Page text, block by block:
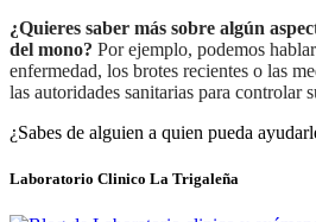
¿Quieres saber más sobre algún
del mono? Por ejemplo, podemos
enfermedad, los brotes recientes o las
las autoridades sanitarias para controlar
¿Sabes de alguien a quien pueda
Laboratorio Clinico La Trigaleña